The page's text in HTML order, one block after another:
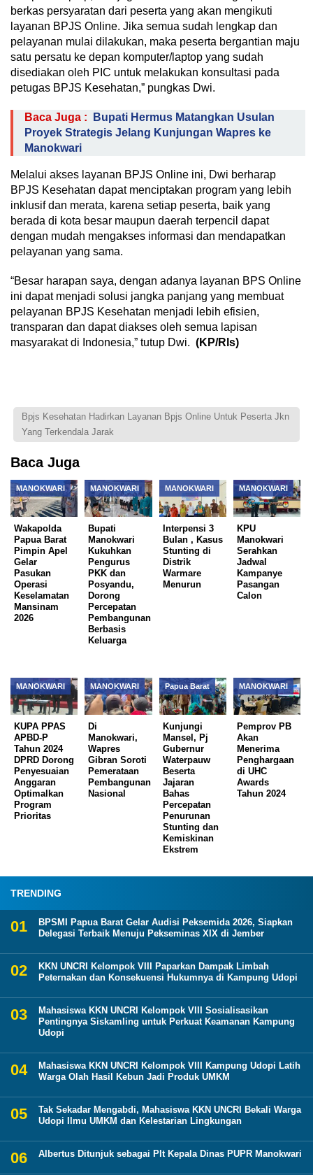
berkas persyaratan dari peserta yang akan mengikuti
layanan BPJS Online. Jika semua sudah lengkap dan
pelayanan mulai dilakukan, maka peserta bergantian maju
satu persatu ke depan komputer/laptop yang sudah
disediakan oleh PIC untuk melakukan konsultasi pada
petugas BPJS Kesehatan,” pungkas Dwi.
Baca Juga :
Bupati Hermus Matangkan Usulan
Proyek Strategis Jelang Kunjungan Wapres ke
Manokwari
Melalui akses layanan BPJS Online ini, Dwi berharap
BPJS Kesehatan dapat menciptakan program yang lebih
inklusif dan merata, karena setiap peserta, baik yang
berada di kota besar maupun daerah terpencil dapat
dengan mudah mengakses informasi dan mendapatkan
pelayanan yang sama.
“Besar harapan saya, dengan adanya layanan BPS Online
ini dapat menjadi solusi jangka panjang yang membuat
pelayanan BPJS Kesehatan menjadi lebih efisien,
transparan dan dapat diakses oleh semua lapisan
masyarakat di Indonesia,” tutup Dwi. (KP/Rls)
Bpjs Kesehatan Hadirkan Layanan Bpjs Online Untuk Peserta Jkn
Yang Terkendala Jarak
Baca Juga
MANOKWARI
Wakapolda
Papua Barat
Pimpin Apel
Gelar
Pasukan
Operasi
Keselamatan
Mansinam
2026
MANOKWARI
Bupati
Manokwari
Kukuhkan
Pengurus
PKK dan
Posyandu,
Dorong
Percepatan
Pembangunan
Berbasis
Keluarga
MANOKWARI
Interpensi 3
Bulan , Kasus
Stunting di
Distrik
Warmare
Menurun
MANOKWARI
KPU
Manokwari
Serahkan
Jadwal
Kampanye
Pasangan
Calon
MANOKWARI
KUPA PPAS
APBD-P
Tahun 2024
DPRD Dorong
Penyesuaian
Anggaran
Optimalkan
Program
Prioritas
MANOKWARI
Di
Manokwari,
Wapres
Gibran Soroti
Pemerataan
Pembangunan
Nasional
Papua Barat
Kunjungi
Mansel, Pj
Gubernur
Waterpauw
Beserta
Jajaran
Bahas
Percepatan
Penurunan
Stunting dan
Kemiskinan
Ekstrem
MANOKWARI
Pemprov PB
Akan
Menerima
Penghargaan
di UHC
Awards
Tahun 2024
TRENDING
BPSMI Papua Barat Gelar Audisi Peksemida 2026, Siapkan
Delegasi Terbaik Menuju Pekseminas XIX di Jember
KKN UNCRI Kelompok VIII Paparkan Dampak Limbah
Peternakan dan Konsekuensi Hukumnya di Kampung Udopi
Mahasiswa KKN UNCRI Kelompok VIII Sosialisasikan
Pentingnya Siskamling untuk Perkuat Keamanan Kampung
Udopi
Mahasiswa KKN UNCRI Kelompok VIII Kampung Udopi Latih
Warga Olah Hasil Kebun Jadi Produk UMKM
Tak Sekadar Mengabdi, Mahasiswa KKN UNCRI Bekali Warga
Udopi Ilmu UMKM dan Kelestarian Lingkungan
Albertus Ditunjuk sebagai Plt Kepala Dinas PUPR Manokwari